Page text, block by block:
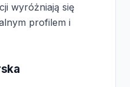
wyróżniają się
profilem i